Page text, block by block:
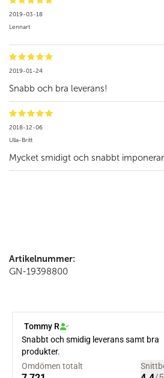
2019-03-18
Lennart
2019-01-24
Snabb och bra leverans!
2018-12-06
Ulla-Britt
Mycket smidigt och snabbt
Artikelnummer:
GN-19398800